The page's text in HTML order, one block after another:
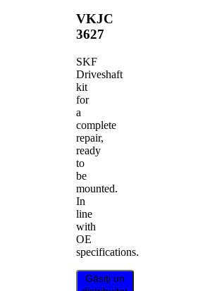
VKJC
3627
SKF
Driveshaft
kit
for
a
complete
repair,
ready
to
be
mounted.
In
line
with
OE
specifications.
Găsiți un